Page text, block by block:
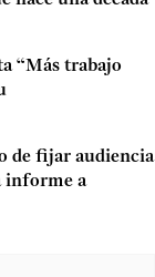
“Más trabajo
de fijar audiencia
informe a